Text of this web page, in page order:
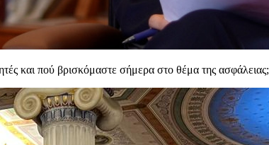
και πού βρισκόμαστε σήμερα στο θέμα της ασφάλειας;